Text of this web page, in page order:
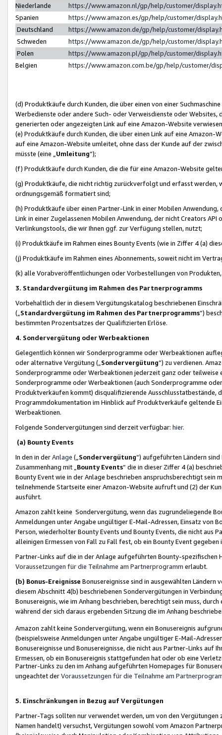
Niederlande
https://www.amazon.nl/gp/help/customer/
Spanien
https://www.amazon.es/gp/help/customer/
Deutschland
https://www.amazon.de/gp/help/customer/
Schweden
https://www.amazon.de/gp/help/customer/
Polen
https://www.amazon.pl/gp/help/customer/
Belgien
https://www.amazon.com.be/gp/help/customer/
(d) Produktkäufe durch Kunden, die über einen von einer
Werbedienste oder andere Such- oder Verweisdienste oder Websites,
generierten oder angezeigten Link auf eine Amazon-Website
(e) Produktkäufe durch Kunden, die über einen Link auf eine
auf eine Amazon-Website umleitet, ohne dass der Kunde auf der
müsste (eine „ Umleitung“);
(f) Produktkäufe durch Kunden, die die für eine Amazon-Website
(g) Produktkäufe, die nicht richtig zurückverfolgt und erfasst werden,
ordnungsgemäß formatiert sind;
(h) Produktkäufe über einen Partner-Link in einer Mobilen
Link in einer Zugelassenen Mobilen Anwendung, der nicht Creators
Verlinkungstools, die wir Ihnen ggf. zur Verfügung stellen, nutzt;
(i) Produktkäufe im Rahmen eines Bounty Events (wie in Ziffer 4 (a)
(j) Produktkäufe im Rahmen eines Abonnements, soweit nicht im
(k) alle Vorabveröffentlichungen oder Vorbestellungen von
3. Standardvergütung im Rahmen des Partnerprogramms
Vorbehaltlich der in diesem Vergütungskatalog beschriebenen
(„ Standardvergütung im Rahmen des Partnerprogramms“)
bestimmten Prozentsatzes der Qualifizierten Erlöse.
4. Sondervergütung oder Werbeaktionen
Gelegentlich können wir Sonderprogramme oder Werbeaktionen
oder alternative Vergütung („ Sondervergütung”) zu verdienen.
Sonderprogramme oder Werbeaktionen jederzeit ganz oder
Sonderprogramme oder Werbeaktionen (auch Sonderprogramme
Produktverkäufen kommt) disqualifizierende Ausschlusstatbestände,
Programmdokumentation im Hinblick auf Produktverkäufe geltende
Werbeaktionen.
Folgende Sondervergütungen sind derzeit verfügbar: hier.
(a) Bounty Events
In den in derAnlage („ Sondervergütung“) aufgeführten Ländern
Zusammenhang mit „ Bounty Events“ die in dieser Ziffer 4 (a)
Bounty Event wie in der Anlage beschrieben anspruchsberechtigt sein
teilnehmende Startseite einer Amazon-Website aufruft und (2) der
ausführt.
Amazon zahlt keine Sondervergütung, wenn das zugrundeliegende
Anmeldungen unter Angabe ungültiger E-Mail-Adressen, Einsatz von
Person, wiederholter Bounty Events und Bounty Events, die nicht
alleinigen Ermessen von Fall zu Fall fest, ob ein Bounty Event
Partner-Links auf die in der Anlage aufgeführten Bounty-spezifischen
Voraussetzungen für die Teilnahme am Partnerprogramm erlaubt.
(b) Bonus-Ereignisse Bonusereignisse sind in ausgewählten Ländern
diesem Abschnitt 4(b) beschriebenen Sondervergütungen in
Bonusereignis, wie im Anhang beschrieben, berechtigt sein muss,
während der sich daraus ergebenden Sitzung die im Anhang
Amazon zahlt keine Sondervergütung, wenn ein Bonusereignis
(beispielsweise Anmeldungen unter Angabe ungültiger E-Mail-
Bonusereignisse und Bonusereignisse, die nicht aus Partner-Links auf
Ermessen, ob ein Bonusereignis stattgefunden hat oder ob eine
Partner-Links zu den im Anhang aufgeführten Homepages für
ungeachtet derVoraussetzungen für die Teilnahme am
5. Einschränkungen in Bezug auf Vergütungen
Partner-Tags sollten nur verwendet werden, um von den
Namen handelt) versuchst, Vergütungen sowohl vom Amazon